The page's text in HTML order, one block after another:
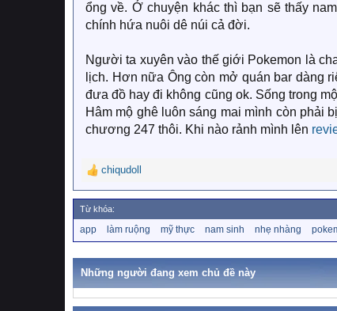
ổng về. Ở chuyện khác thì bạn sẽ thấy
chính hứa nuôi dê núi cả đời.
Người ta xuyên vào thế giới Pokemon là
lịch. Hơn nữa Ông còn mở quán bar dàng
đưa đồ hay đi không cũng ok. Sống trong
Hâm mộ ghê luôn sáng mai mình còn phải
chương 247 thôi. Khi nào rảnh mình lên
R
e
a
c
t
o
n
s
:
chiqudoll
Từ khóa:
ừ
a
app làm ruộng mỹ thực nam sinh nhẹ nhàng
Những người đang xem chủ đề này